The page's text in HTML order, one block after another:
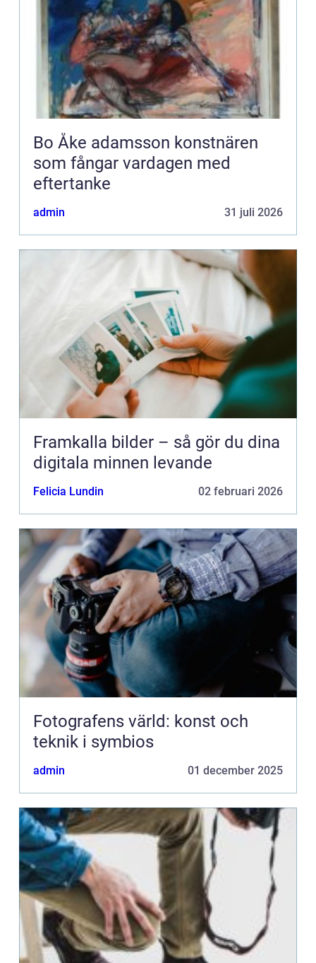
Bo Åke adamsson konstnären
som fångar vardagen med
eftertanke
admin 31 juli 2026
Framkalla bilder – så gör du dina
digitala minnen levande
Felicia Lundin 02 februari 2026
Fotografens värld: konst och
teknik i symbios
admin 01 december 2025